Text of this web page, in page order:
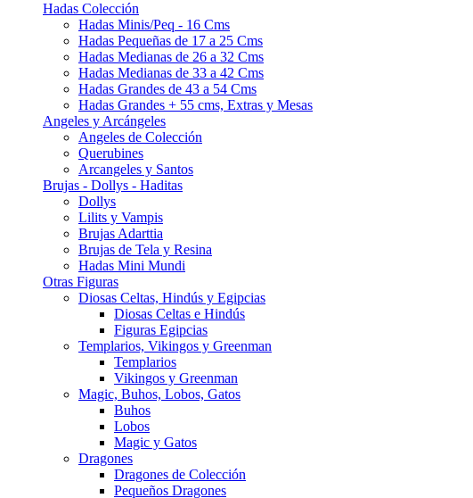
Hadas Colección
Hadas Minis/Peq - 16 Cms
Hadas Pequeñas de 17 a 25 Cms
Hadas Medianas de 26 a 32 Cms
Hadas Medianas de 33 a 42 Cms
Hadas Grandes de 43 a 54 Cms
Hadas Grandes + 55 cms, Extras y Mesas
Angeles y Arcángeles
Angeles de Colección
Querubines
Arcangeles y Santos
Brujas - Dollys - Haditas
Dollys
Lilits y Vampis
Brujas Adarttia
Brujas de Tela y Resina
Hadas Mini Mundi
Otras Figuras
Diosas Celtas, Hindús y Egipcias
Diosas Celtas e Hindús
Figuras Egipcias
Templarios, Vikingos y Greenman
Templarios
Vikingos y Greenman
Magic, Buhos, Lobos, Gatos
Buhos
Lobos
Magic y Gatos
Dragones
Dragones de Colección
Pequeños Dragones